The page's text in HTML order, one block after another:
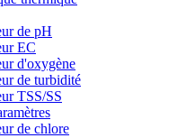
de pH
EC
d'oxygène
de turbidité
TSS/SS
de chlore